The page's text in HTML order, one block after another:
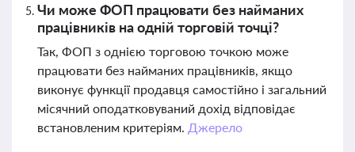
Чи може ФОП працювати без найманих
працівників на одній торговій точці?
Так, ФОП з однією торговою точкою може
працювати без найманих працівників, якщо
виконує функції продавця самостійно і загальний
місячний оподатковуваний дохід відповідає
встановленим критеріям. Джерело